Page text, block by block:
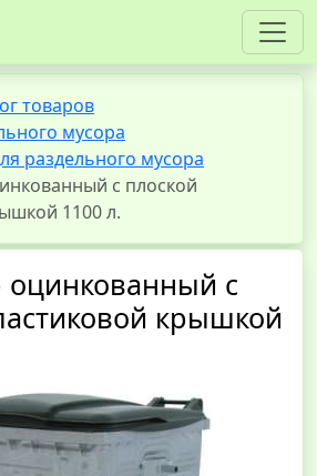
товаров
мусора
раздельного мусора
с плоской
1100 л.
оцинкованный с
крышкой